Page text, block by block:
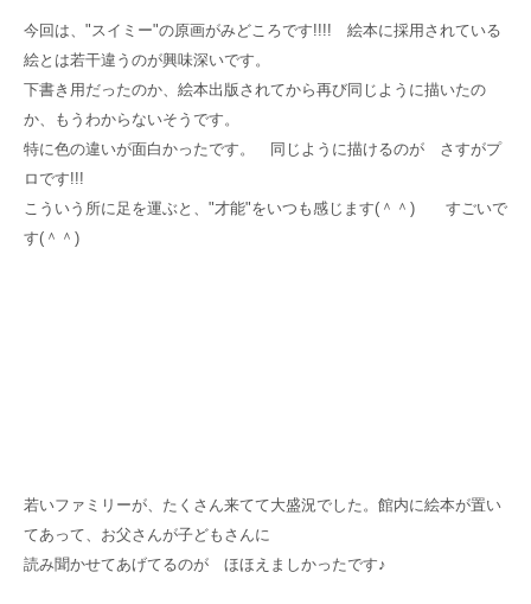
今回は、"スイミー"の原画がみどころです!!!! 絵本に採用されている
絵とは若干違うのが興味深いです。
下書き用だったのか、絵本出版されてから再び同じように描いたの
か、もうわからないそうです。
特に色の違いが面白かったです。 同じように描けるのが さすがプ
ロです!!!
こういう所に足を運ぶと、"才能"をいつも感じます(＾＾) すごいで
す(＾＾)
若いファミリーが、たくさん来てて大盛況でした。館内に絵本が置い
てあって、お父さんが子どもさんに
読み聞かせてあげてるのが ほほえましかったです♪